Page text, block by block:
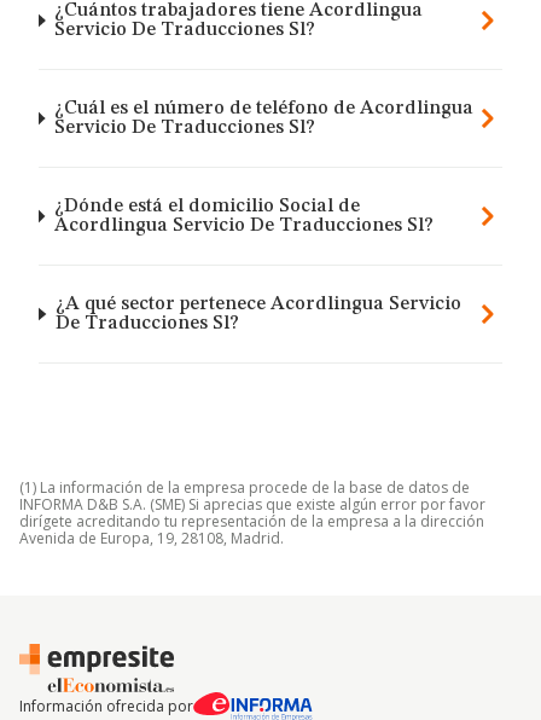
¿Cuántos trabajadores tiene Acordlingua
Servicio De Traducciones Sl?
¿Cuál es el número de teléfono de Acordlingua
Servicio De Traducciones Sl?
¿Dónde está el domicilio Social de
Acordlingua Servicio De Traducciones Sl?
¿A qué sector pertenece Acordlingua Servicio
De Traducciones Sl?
(1) La información de la empresa procede de la base de datos de
INFORMA D&B S.A. (SME) Si aprecias que existe algún error por favor
dirígete acreditando tu representación de la empresa a la dirección
Avenida de Europa, 19, 28108, Madrid.
Información ofrecida por